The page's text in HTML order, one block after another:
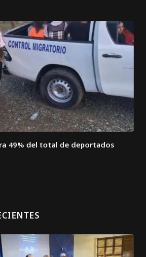
49% del total de deportados